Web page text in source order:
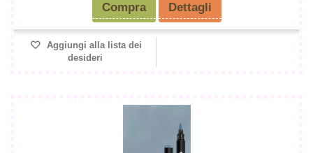
Compra Dettagli
Aggiungi alla lista dei
desideri